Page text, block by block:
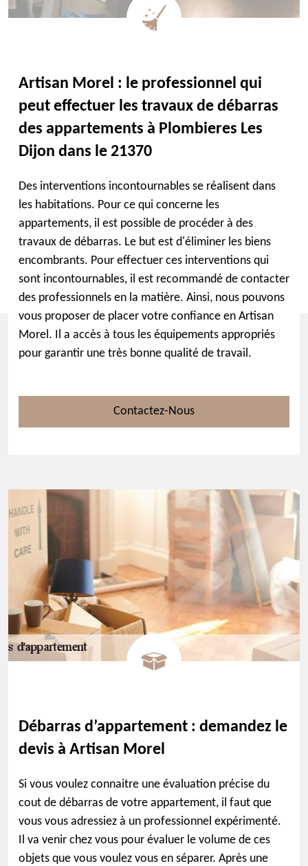
Artisan Morel : le professionnel qui
peut effectuer les travaux de débarras
des appartements à Plombieres Les
Dijon dans le 21370
Des interventions incontournables se réalisent dans
les habitations. Pour ce qui concerne les
appartements, il est possible de procéder à des
travaux de débarras. Le but est d'éliminer les biens
encombrants. Pour effectuer ces interventions qui
sont incontournables, il est recommandé de contacter
des professionnels en la matière. Ainsi, nous pouvons
vous proposer de placer votre confiance en Artisan
Morel. Il a accès à tous les équipements appropriés
pour garantir une très bonne qualité de travail.
Contactez-Nous
Débarras d’appartement : demandez le
devis à Artisan Morel
Si vous voulez connaitre une évaluation précise du
cout de débarras de votre appartement, il faut que
vous vous adressiez à un professionnel expérimenté.
Il va venir chez vous pour évaluer le volume de ces
objets que vous voulez vous en séparer. Après une